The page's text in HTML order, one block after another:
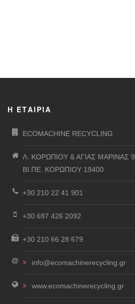
Η ΕΤΑΙΡΊΑ
ECOMACHINE RECYCLING
Λ. ΚΟΡΩΠΙΟΥ & ΑΓΙΑΣ ΜΑΡΙΝΑΣ 9
ΒΙ.ΠΕ. ΚΟΡΩΠΙΟΥ 19400
+30 210 22 41 901
+30 697 426 2092
+30 210 66 28 679
info@ecomachinerecycling.gr
www.ecomachinerecycling.gr